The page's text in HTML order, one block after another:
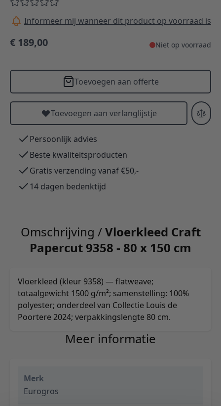
Informeer mij wanneer dit product op voorraad is
€ 189,00 Niet op voorraad
Toevoegen aan offerte
Toevoegen aan verlanglijstje
Persoonlijk advies
Beste kwaliteitsproducten
Gratis verzending vanaf €50,-
14 dagen bedenktijd
Omschrijving /Vloerkleed Craft
Papercut 9358 - 80 x 150 cm
Vloerkleed (kleur 9358) — flatweave;
totaalgewicht 1500 g/m²; samenstelling: 100%
polyester; onderdeel van Collectie Louis de
Poortere 2024; verpakkingslengte 80 cm.
Meer informatie
Merk
Eurogros